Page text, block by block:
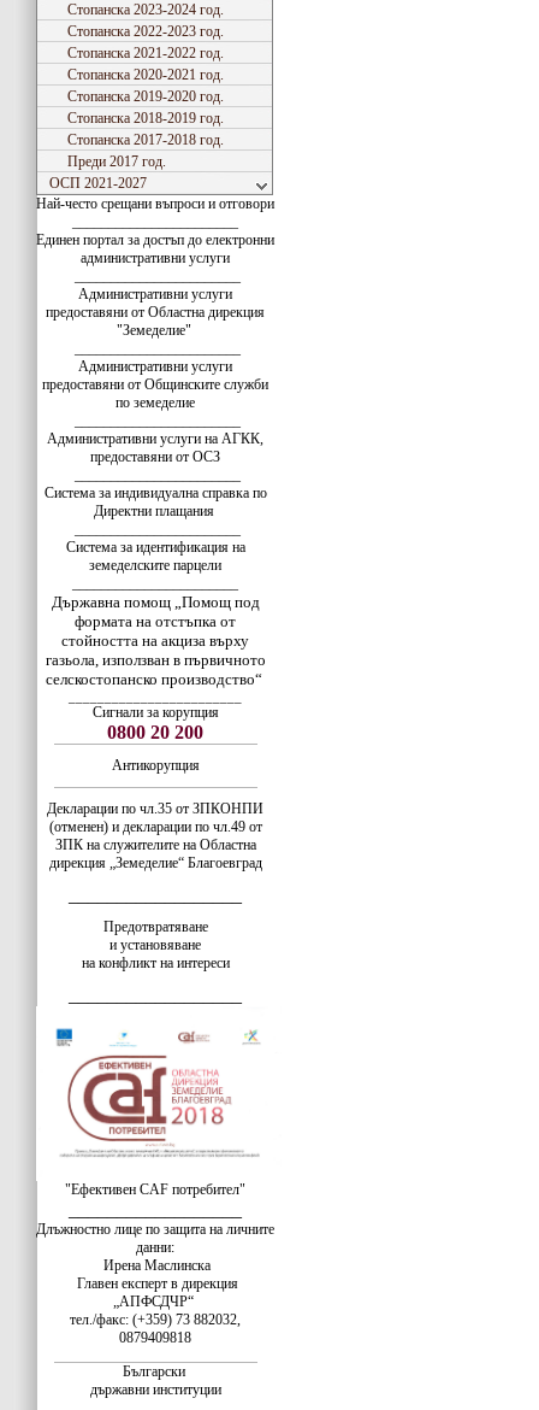
Стопанска 2023-2024 год.
Стопанска 2022-2023 год.
Стопанска 2021-2022 год.
Стопанска 2020-2021 год.
Стопанска 2019-2020 год.
Стопанска 2018-2019 год.
Стопанска 2017-2018 год.
Преди 2017 год.
ОСП 2021-2027
Най-често срещани въпроси и отговори
Единен портал за достъп до електронни
административни услуги
Административни услуги
предоставяни от Областна дирекция
"Земеделие"
Административни услуги
предоставяни от Общинските служби
по земеделие
Административни услуги на АГКК,
предоставяни от ОСЗ
Система за индивидуална справка по
Директни плащания
Система за идентификация на
земеделските парцели
Държавна помощ „Помощ под
формата на отстъпка от
стойността на акциза върху
газьола, използван в първичното
селскостопанско производство“
Сигнали за корупция
0800 20 200
Антикорупция
Декларации по чл.35 от ЗПКОНПИ
(отменен) и декларации по чл.49 от
ЗПК на служителите на Областна
дирекция „Земеделие“ Благоевград
Предотвратяване
и установяване
на конфликт на интереси
"Ефективен CAF потребител"
Длъжностно лице по защита на личните
данни:
Ирена Маслинска
Главен експерт в дирекция
„АПФСДЧР“
тел./факс: (+359) 73 882032,
0879409818
Български
държавни институции